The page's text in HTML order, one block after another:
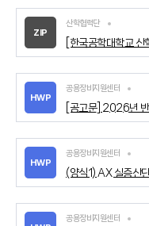
ZIP
산학협력단
HWP
공용장비지원센터
HWP
공용장비지원센터
(양식1) AX 실증
공용장비지원센터